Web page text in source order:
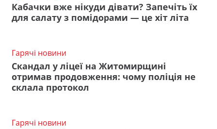
Кабачки вже нікуди дівати? Запечіть їх
для салату з помідорами — це хіт літа
Гарячі новини
Скандал у ліцеї на Житомирщині
отримав продовження: чому поліція не
склала протокол
Гарячі новини